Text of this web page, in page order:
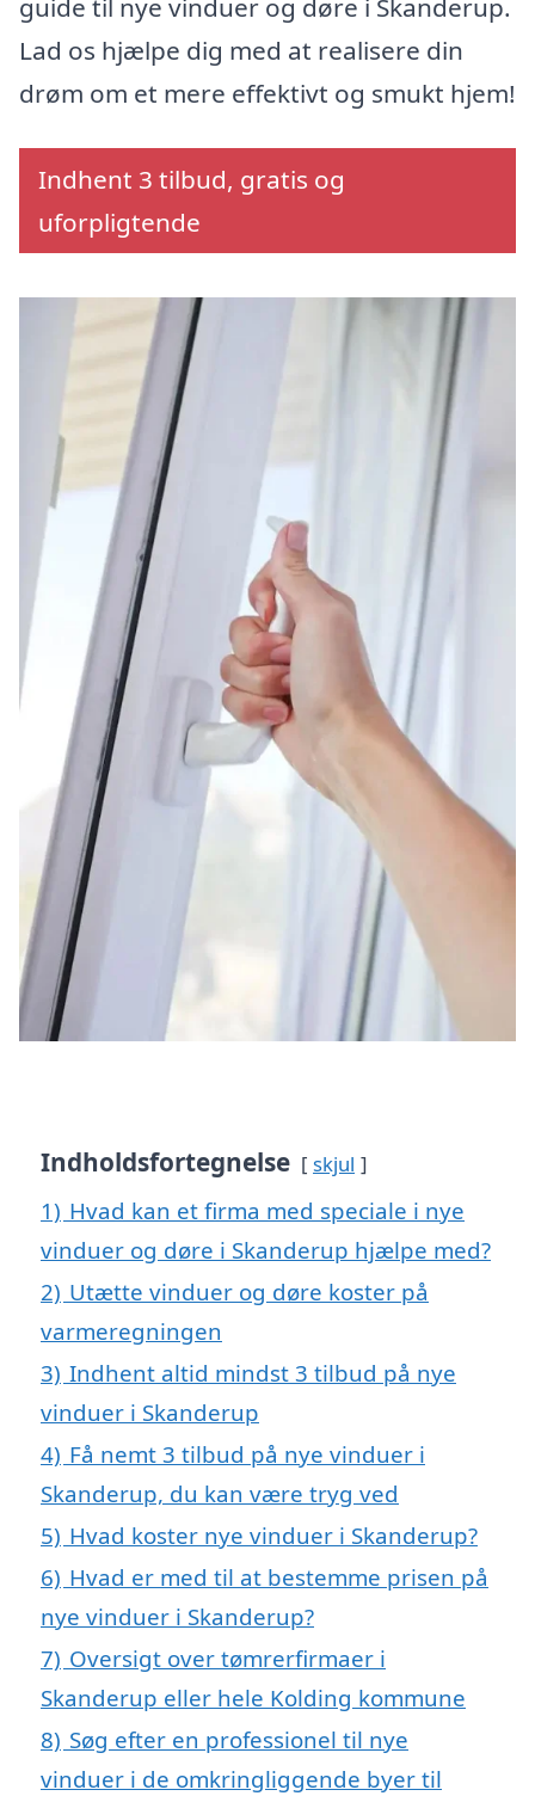
guide til nye vinduer og døre i Skanderup.
Lad os hjælpe dig med at realisere din
drøm om et mere effektivt og smukt hjem!
Indhent 3 tilbud, gratis og
uforpligtende
Indholdsfortegnelse skjul
1) Hvad kan et firma med speciale i nye
vinduer og døre i Skanderup hjælpe med?
2) Utætte vinduer og døre koster på
varmeregningen
3) Indhent altid mindst 3 tilbud på nye
vinduer i Skanderup
4) Få nemt 3 tilbud på nye vinduer i
Skanderup, du kan være tryg ved
5) Hvad koster nye vinduer i Skanderup?
6) Hvad er med til at bestemme prisen på
nye vinduer i Skanderup?
7) Oversigt over tømrerfirmaer i
Skanderup eller hele Kolding kommune
8) Søg efter en professionel til nye
vinduer i de omkringliggende byer til